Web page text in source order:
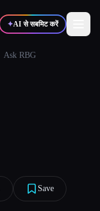
✦AI से सबमिट करें
Ask RBG
Save